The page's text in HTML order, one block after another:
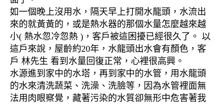
如一個晚上沒用水，隔天早上打開水龍頭，水流出
來的就黃黃的，或是熱水器的那個水量怎麼越來越
小( 熱水忽冷忽熱 )，客戶被這困擾已經很久了。 以
這戶來說，屋齡約20年，水龍頭出水會有顏色，客
戶 林先生 看到水量回復正常，心裡很高興。
水源進到家中的水塔，再到家中的水管，用水龍頭
的水來清洗蔬菜、洗澡、洗臉等，因為水管裡面無
法用肉眼察覺，藏著污染的水質卻無形中危害著我